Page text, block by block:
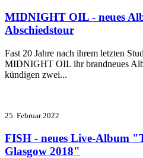
MIDNIGHT OIL - neues
Abschiedstour
Fast 20 Jahre nach ihrem letzten
MIDNIGHT OIL ihr brandneues
kündigen zwei...
25. Februar 2022
FISH - neues Live-Album
Glasgow 2018"